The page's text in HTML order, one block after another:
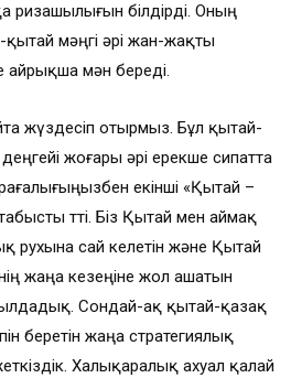
білдірді. Оның
мәңгі әрі жан-жақты
айрықша мән береді.
жүздесіп отырмыз. Бұл қытай-
жоғары әрі ерекше сипатта
екінші «Қытай –
өтті. Біз Қытай мен аймақ
рухына сай келетін және Қытай
жаңа кезеңіне жол ашатын
Сондай-ақ қытай-қазақ
беретін жаңа стратегиялық
Халықаралық ахуал қалай